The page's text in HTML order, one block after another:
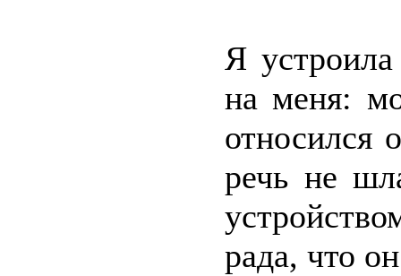
Я
на меня:
относился
речь не
рада, что